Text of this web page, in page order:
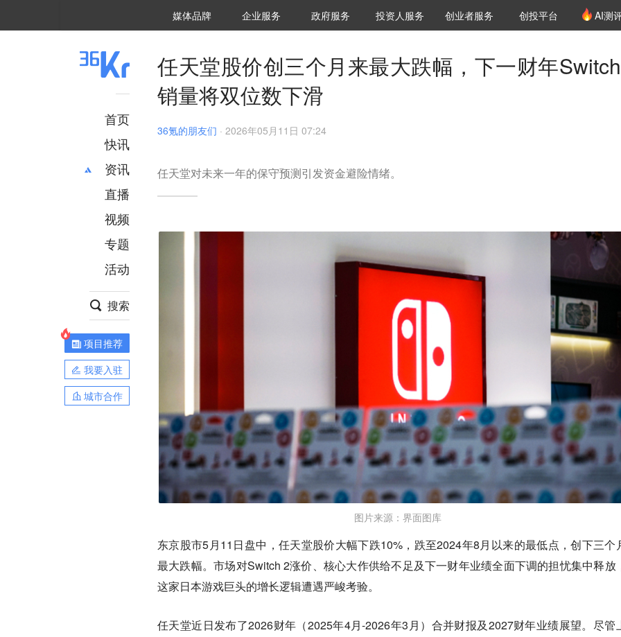
媒体品牌 36Kr研究院
企业服务 城市之窗
政府服务 VClub投资机构库
投资机构职位推介
投资人服务 创投氪堂
创业者服务 创投平台 AI测
首页
快讯
资讯
推荐
财经
项目推荐
安徽
直播
视频
专题
活动
搜索
项目推荐
我要入驻
城市合作
任天堂股价创三个月来最大跌幅，下一财年
销量将双位数下滑
36氪的朋友们 · 2026年05月11日 07:24
任天堂对未来一年的保守预测引发资金避险情绪。
图片来源：界面图库
东京股市5月11日盘中，任天堂股价大幅下跌10%，跌至2024年8月以来的最低点，创下三个
最大跌幅。市场对Switch 2涨价、核心大作供给不足及下一财年业绩全面下调的担忧集中释放
这家日本游戏巨头的增长逻辑遭遇严峻考验。
任天堂近日发布了2026财年（2025年4月-2026年3月）合并财报及2027财年业绩展望。尽管